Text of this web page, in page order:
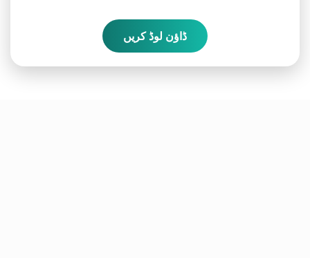
ڈاؤن لوڈ کریں